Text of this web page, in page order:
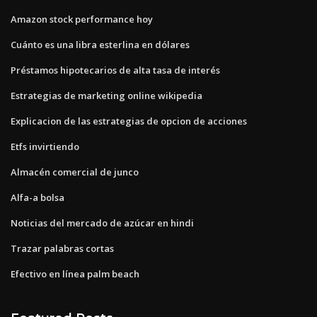
Amazon stock performance hoy
Cuánto es una libra esterlina en dólares
Préstamos hipotecarios de alta tasa de interés
Estrategias de marketing online wikipedia
Explicacion de las estrategias de opcion de acciones
Etfs invirtiendo
Almacén comercial de junco
Alfa-a bolsa
Noticias del mercado de azúcar en hindi
Trazar palabras cortas
Efectivo en línea palm beach